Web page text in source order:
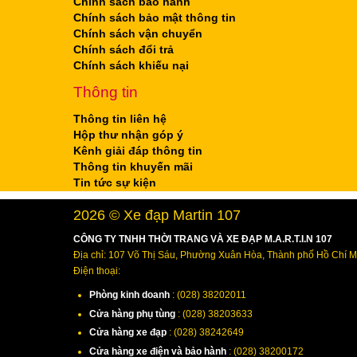
Chính sách bảo mật thông tin
Chính sách vận chuyển
Chính sách đổi trả
Chính sách khiếu nại
Thông tin
Thông tin liên hệ
Hộp thư nhận góp ý
Kênh giải đáp thông tin
Thông tin khuyến mãi
Tin tức sự kiện
2026 © Xe đạp Martin 107
CÔNG TY TNHH THỜI TRANG VÀ XE ĐẠP M.A.R.T.I.N 107
Địa chỉ: 107 Võ Thị Sáu, Phường Xuân Hòa, Thành phố Hồ Chí
Điện thoại:
Phòng kinh doanh: (028) 38202011
Cửa hàng phụ tùng: (028) 38203633
Cửa hàng xe đạp: (028) 38242649
Cửa hàng xe điện và bảo hành : (028) 38200172